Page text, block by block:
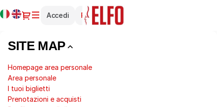
Lingua
Dialogo
Accedi Registrati
Map
ElfoSITE MAP
Homepage area personale
Area personale
I tuoi biglietti
Prenotazioni e acquisti